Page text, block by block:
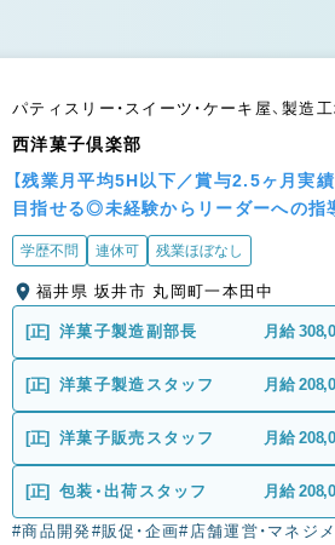
パティスリー・スイーツ・ケーキ屋、製造工
西洋菓子倶楽部
【残業月平均5H以下／賞与2.5ヶ月実
目指せる◎未経験からリーダーへの指
学歴不問 連休可 残業ほぼなし
福井県 坂井市 丸岡町一本田中
[正] 洋菓子製造副部長 月給
[正] 洋菓子製造スタッフ 月給
[正] 洋菓子販売スタッフ 月給
[正] 包装・出荷スタッフ 月給
#商品開発#販促・企画#店舗運営・マネジ